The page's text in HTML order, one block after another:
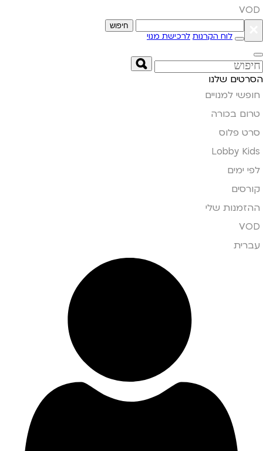
VOD
חיפוש
לוח הקרנות לרכישת מנוי
הסרטים שלנו
חופשי למנויים
טרום בכורה
סרט פלוס
Lobby Kids
לפי ימים
קורסים
ההזמנות שלי
VOD
עברית